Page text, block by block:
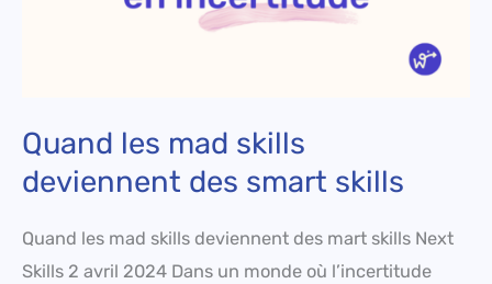
Quand les mad skills
deviennent des smart skills
Quand les mad skills deviennent des mart skills Next
Skills 2 avril 2024 Dans un monde où l’incertitude